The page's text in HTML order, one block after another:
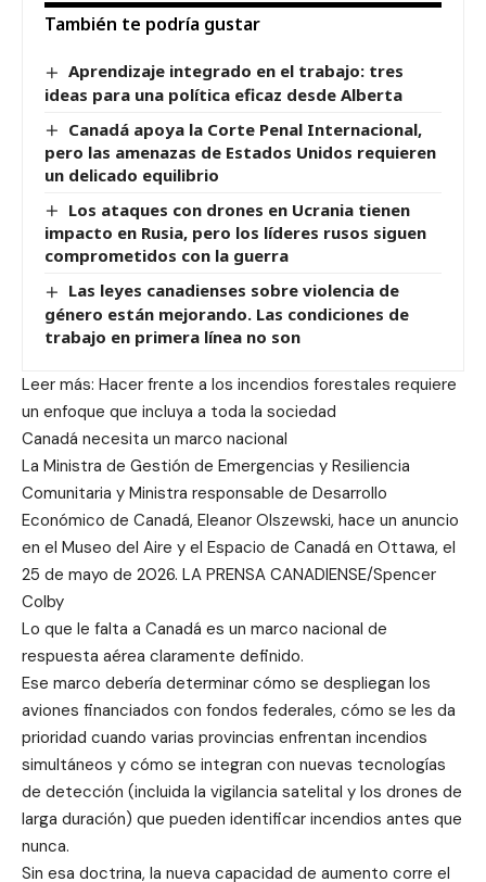
También te podría gustar
Aprendizaje integrado en el trabajo: tres
ideas para una política eficaz desde Alberta
Canadá apoya la Corte Penal Internacional,
pero las amenazas de Estados Unidos requieren
un delicado equilibrio
Los ataques con drones en Ucrania tienen
impacto en Rusia, pero los líderes rusos siguen
comprometidos con la guerra
Las leyes canadienses sobre violencia de
género están mejorando. Las condiciones de
trabajo en primera línea no son
Leer más: Hacer frente a los incendios forestales requiere
un enfoque que incluya a toda la sociedad
Canadá necesita un marco nacional
La Ministra de Gestión de Emergencias y Resiliencia
Comunitaria y Ministra responsable de Desarrollo
Económico de Canadá, Eleanor Olszewski, hace un anuncio
en el Museo del Aire y el Espacio de Canadá en Ottawa, el
25 de mayo de 2026. LA PRENSA CANADIENSE/Spencer
Colby
Lo que le falta a Canadá es un marco nacional de
respuesta aérea claramente definido.
Ese marco debería determinar cómo se despliegan los
aviones financiados con fondos federales, cómo se les da
prioridad cuando varias provincias enfrentan incendios
simultáneos y cómo se integran con nuevas tecnologías
de detección (incluida la vigilancia satelital y los drones de
larga duración) que pueden identificar incendios antes que
nunca.
Sin esa doctrina, la nueva capacidad de aumento corre el